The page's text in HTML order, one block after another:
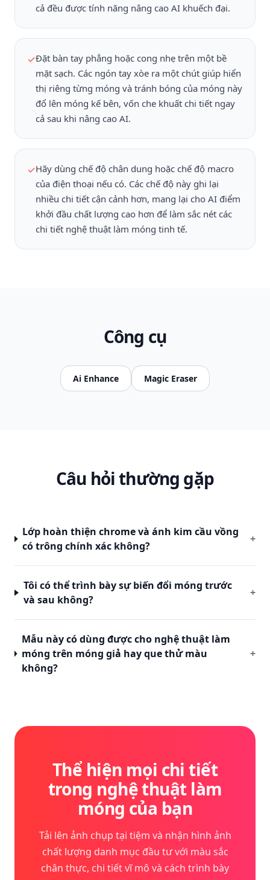
cả đều được tính năng nâng cao AI khuếch đại.
✓Đặt bàn tay phẳng hoặc cong nhẹ trên một bề
mặt sạch. Các ngón tay xòe ra một chút giúp hiển
thị riêng từng móng và tránh bóng của móng này
đổ lên móng kế bên, vốn che khuất chi tiết ngay
cả sau khi nâng cao AI.
✓Hãy dùng chế độ chân dung hoặc chế độ macro
của điện thoại nếu có. Các chế độ này ghi lại
nhiều chi tiết cận cảnh hơn, mang lại cho AI điểm
khởi đầu chất lượng cao hơn để làm sắc nét các
chi tiết nghệ thuật làm móng tinh tế.
Công cụ
Ai Enhance Magic Eraser
Câu hỏi thường gặp
Lớp hoàn thiện chrome và ánh kim cầu vồng
có trông chính xác không?
+
Tôi có thể trình bày sự biến đổi móng trước
và sau không?
+
Mẫu này có dùng được cho nghệ thuật làm
móng trên móng giả hay que thử màu
không?
+
Thể hiện mọi chi tiết
trong nghệ thuật làm
móng của bạn
Tải lên ảnh chụp tại tiệm và nhận hình ảnh
chất lượng danh mục đầu tư với màu sắc
chân thực, chi tiết vĩ mô và cách trình bày